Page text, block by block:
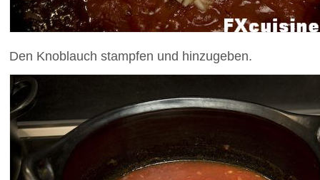
Den Knoblauch stampfen und hinzugeben.